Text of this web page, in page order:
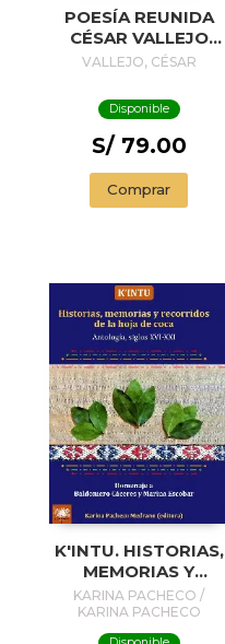
POESÍA REUNIDA
CÉSAR VALLEJO
(EDICIÓN
DE LA RAE Y LA
ASALE) /
COLLECTED
POEMS BY CÉSAR
VALLEJO
(COMMEMORATIVE
VALLEJO, CÉSAR
Disponible
S/ 79.00
Comprar
K'INTU. HISTORIAS,
MEMORIAS Y
RECORRIDOS DE
LA HOJA DE COCA
KARINA PACHECO /
KARINA PACHECO